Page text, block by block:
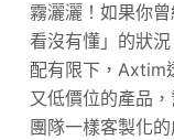
霧灑灑！如果你
看沒有懂」的狀
配有限下，Axtim
又低價位的產品
團隊一樣客製化